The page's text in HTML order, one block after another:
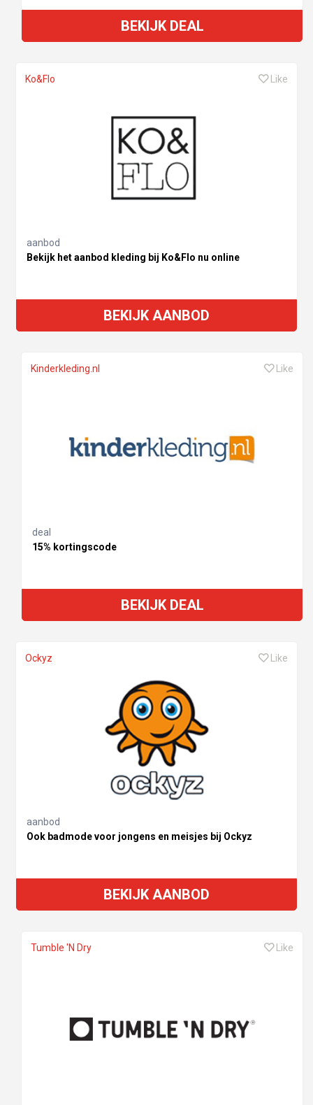
BEKIJK DEAL
Ko&Flo Like
aanbod
Bekijk het aanbod kleding bij Ko&Flo nu online
BEKIJK AANBOD
Kinderkleding.nl Like
deal
15% kortingscode
BEKIJK DEAL
Ockyz Like
aanbod
Ook badmode voor jongens en meisjes bij Ockyz
BEKIJK AANBOD
Tumble 'N Dry Like